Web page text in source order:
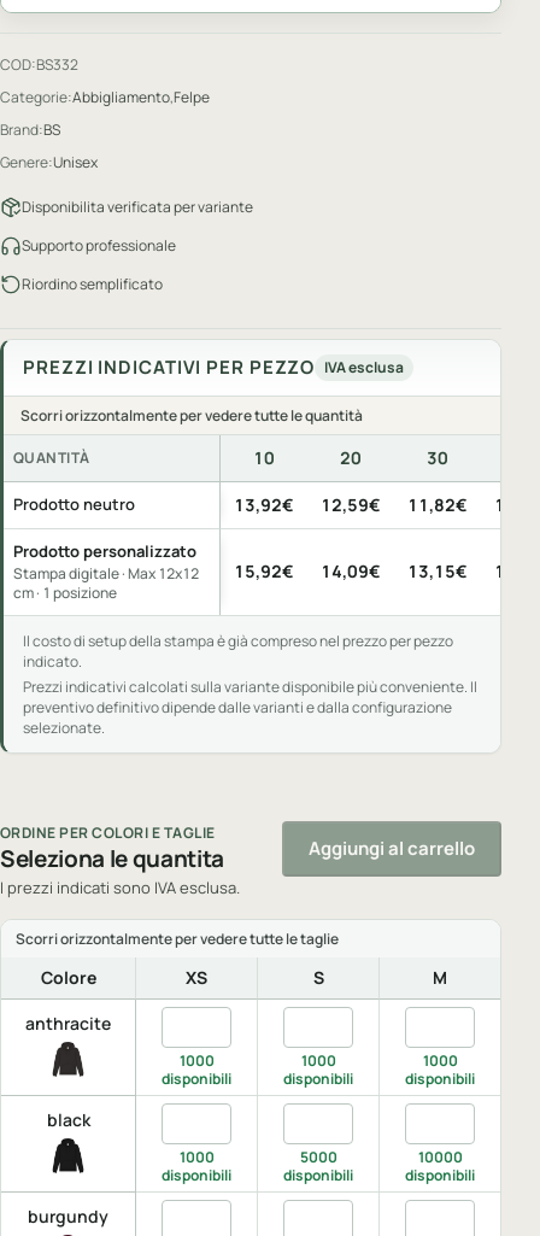
COD:BS332
Categorie:Abbigliamento,Felpe
Brand:BS
Genere:Unisex
Disponibilita verificata per variante
Supporto professionale
Riordino semplificato
PREZZI INDICATIVI PER PEZZO IVA esclusa
Scorri orizzontalmente per vedere tutte le quantità
Prezzi indicativi per pezzo, IVA esclusa, per quantità di
QUANTITÀ 10 20 30
Prodotto neutro 13,92€ 12,59€ 11,82€
Prodotto personalizzato
Stampa digitale · Max 12x12
cm · 1 posizione
15,92€ 14,09€ 13,15€
Il costo di setup della stampa è già compreso nel prezzo per pezzo
indicato.
Prezzi indicativi calcolati sulla variante disponibile più conveniente. Il
preventivo definitivo dipende dalle varianti e dalla configurazione
selezionate.
ORDINE PER COLORI E TAGLIE
Seleziona le quantita
I prezzi indicati sono IVA esclusa.
Aggiungi al carrello
Colore XS S
M
anthracite
1000
disponibili
1000
disponibili
1000
disponibili
black
1000
disponibili
5000
disponibili
10000
disponibili
burgundy